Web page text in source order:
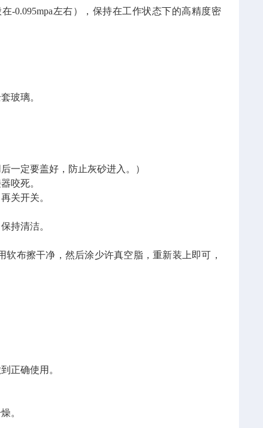
-0.095mpa左右），保持在工作状态下的高精度密
玻璃。
一定要盖好，防止灰砂进入。）
咬死。
关开关。
持清洁。
布擦干净，然后涂少许真空脂，重新装上即可，
正确使用。
。